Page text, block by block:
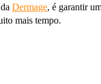
Dermage, é garantir
mais tempo.